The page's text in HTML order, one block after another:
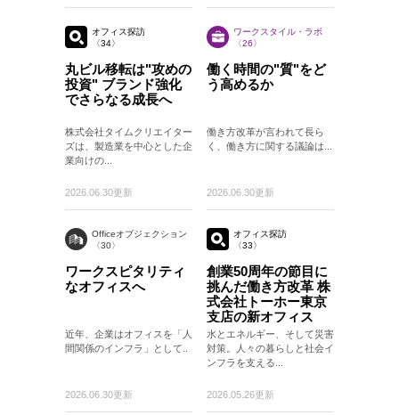
オフィス探訪
〈34〉
丸ビル移転は"攻めの
投資" ブランド強化
でさらなる成長へ
株式会社タイムクリエイター
ズは、製造業を中心とした企
業向けの...
2026.06.30更新
ワークスタイル・ラボ
〈26〉
働く時間の"質"をど
う高めるか
働き方改革が言われて長ら
く、働き方に関する議論は...
2026.06.30更新
Officeオブジェクション
〈30〉
ワークスピタリティ
なオフィスへ
近年、企業はオフィスを「人
間関係のインフラ」として..
2026.06.30更新
オフィス探訪
〈33〉
創業50周年の節目に
挑んだ働き方改革 株
式会社トーホー東京
支店の新オフィス
水とエネルギー、そして災害
対策。人々の暮らしと社会イ
ンフラを支える...
2026.05.26更新